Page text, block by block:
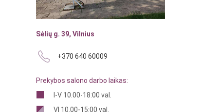
Sėlių g. 39, Vilnius
+370 640 60009
Prekybos salono darbo laikas:
I-V 10.00-18:00 val.
VI 10.00-15:00 val.